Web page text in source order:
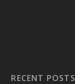
RECENT POSTS